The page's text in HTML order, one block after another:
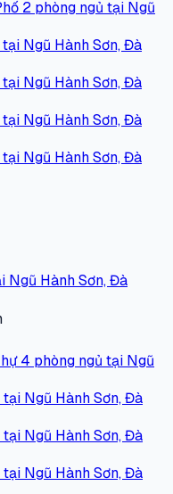
Ngũ Hành Sơn, Đà